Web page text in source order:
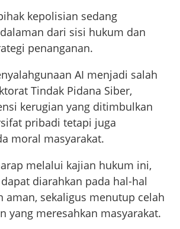
kepolisian sedang
dari sisi hukum dan
penanganan.
AI menjadi salah
Tindak Pidana Siber,
kerugian yang ditimbulkan
pribadi tetapi juga
moral masyarakat.
melalui kajian hukum ini,
diarahkan pada hal-hal
aman, sekaligus menutup celah
yang meresahkan masyarakat.